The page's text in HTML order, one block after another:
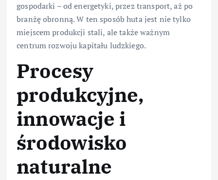
gospodarki – od energetyki, przez transport, aż po
branżę obronną. W ten sposób huta jest nie tylko
miejscem produkcji stali, ale także ważnym
centrum rozwoju kapitału ludzkiego.
Procesy
produkcyjne,
innowacje i
środowisko
naturalne